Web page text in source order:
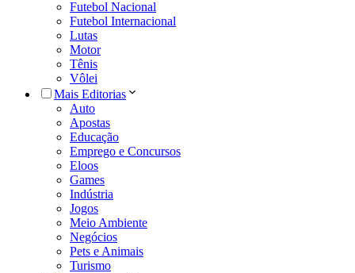
Futebol Nacional
Futebol Internacional
Lutas
Motor
Tênis
Vôlei
Mais Editorias
Auto
Apostas
Educação
Emprego e Concursos
Eloos
Games
Indústria
Jogos
Meio Ambiente
Negócios
Pets e Animais
Turismo